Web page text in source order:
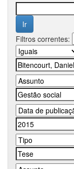
Filtros correntes: